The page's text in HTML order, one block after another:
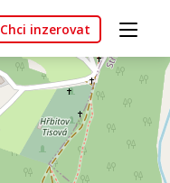
Chci inzerovat